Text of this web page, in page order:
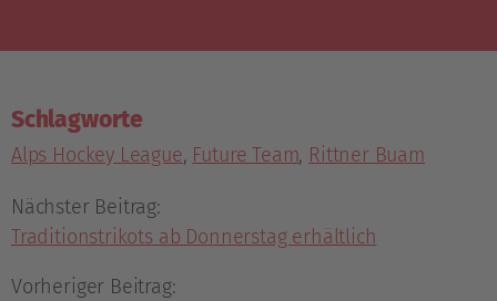
Schlagworte
Alps Hockey League, Future Team, Rittner Buam
Nächster Beitrag:
Traditionstrikots ab Donnerstag erhältlich
Vorheriger Beitrag: